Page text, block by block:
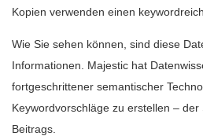
Kopien verwenden einen
Wie Sie sehen können, sind diese
Informationen. Majestic hat
fortgeschrittener semantischer
Keywordvorschläge zu erstellen –
Beitrags.